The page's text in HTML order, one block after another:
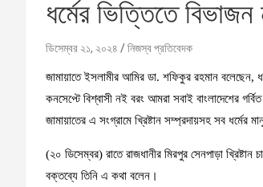
ধর্মের ভিত্তিতে
ডিসেম্বর ২১, ২০২৪ নিজস্ব প্রতিবেদক
জামায়াতে ইসলামীর আমির ডা. শফিকুর রহমান বলেছেন,
কনসেপ্টে বিশ্বাসী নই বরং আমরা সবাই বাংলাদেশের
জামায়াতের এ সংগ্রামে খ্রিষ্টান সম্প্রদায়সহ সব ধর্মের
(২০ ডিসেম্বর) রাতে রাজধানীর মিরপুর সেনপাড়া
বক্তব্যে তিনি এ কথা বলেন।